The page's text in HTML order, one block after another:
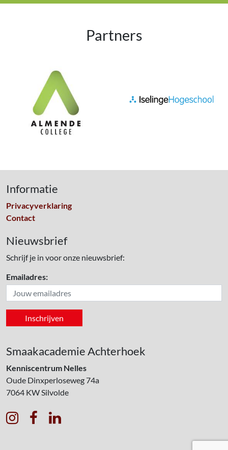
Partners
Informatie
Privacyverklaring
Contact
Nieuwsbrief
Schrijf je in voor onze nieuwsbrief:
Emailadres:
Smaakacademie Achterhoek
Kenniscentrum Nelles
Oude Dinxperloseweg 74a
7064 KWSilvolde
  